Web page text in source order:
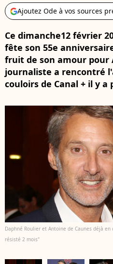
Ajoutez Ode à vos sources
Ce dimanche12 février
fête son 55e
fruit de son amour pour
journaliste a rencontré
couloirs de Canal + il y a
Daphné Roulier et Antoine de Caunes déjà
résisté 2 mois"